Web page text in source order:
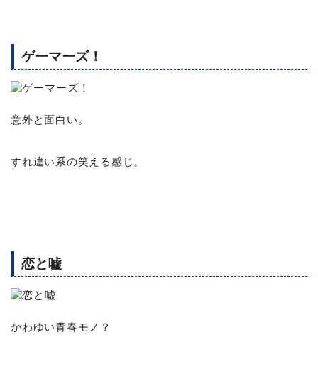
ゲーマーズ！
意外と面白い。
すれ違い系の笑える感じ。
恋と嘘
かわゆい青春モノ？